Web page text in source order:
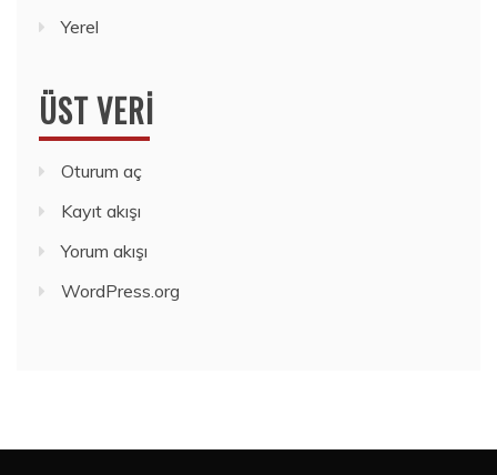
Yerel
ÜST VERI
Oturum aç
Kayıt akışı
Yorum akışı
WordPress.org